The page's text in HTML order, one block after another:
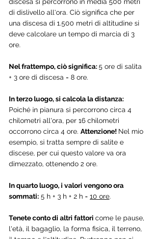
di dislivello all'ora. Ciò significa che per
una discesa di 1.500 metri di altitudine si
deve calcolare un tempo di marcia di 3
ore.
Nel frattempo, ciò significa: 5 ore di salita
+ 3 ore di discesa = 8 ore.
In terzo luogo, si calcola la distanza:
Poiché in pianura si percorrono circa 4
chilometri all'ora, per 16 chilometri
occorrono circa 4 ore. Attenzione! Nel mio
esempio, si tratta sempre di salite e
discese, per cui questo valore va ora
dimezzato, ottenendo 2 ore.
In quarto luogo, i valori vengono ora
sommati: 5 h + 3 h + 2 h = 10 ore.
Tenete conto di altri fattori come le pause,
l'età, il bagaglio, la forma fisica, il terreno,